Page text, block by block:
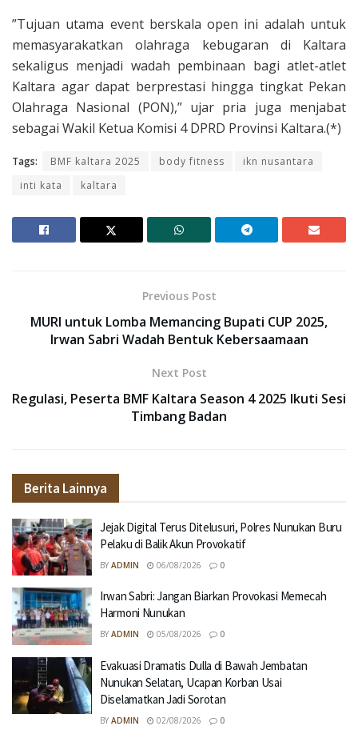
​”Tujuan utama event berskala open ini adalah untuk
memasyarakatkan olahraga kebugaran di Kaltara
sekaligus menjadi wadah pembinaan bagi atlet-atlet
Kaltara agar dapat berprestasi hingga tingkat Pekan
Olahraga Nasional (PON),” ujar pria juga menjabat
sebagai Wakil Ketua Komisi 4 DPRD Provinsi Kaltara.(*)
Tags: BMF kaltara 2025 body fitness
ikn nusantara
inti kata
kaltara
Previous Post
MURI untuk Lomba Memancing Bupati CUP 2025,
Irwan Sabri Wadah Bentuk Kebersaamaan
Next Post
Regulasi, Peserta BMF Kaltara Season 4 2025 Ikuti Sesi
Timbang Badan
Berita Lainnya
Jejak Digital Terus Ditelusuri, Polres Nunukan Buru
Pelaku di Balik Akun Provokatif
BY ADMIN 06/08/2026 0
Irwan Sabri: Jangan Biarkan Provokasi Memecah
Harmoni Nunukan
BY ADMIN 05/08/2026 0
Evakuasi Dramatis Dulla di Bawah Jembatan
Nunukan Selatan, Ucapan Korban Usai
Diselamatkan Jadi Sorotan
BY ADMIN 02/08/2026 0